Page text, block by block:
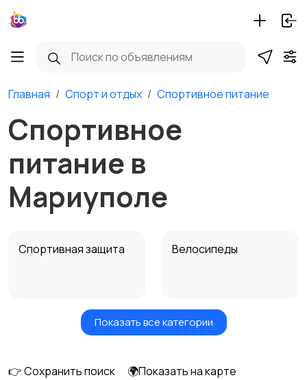
Главная Спорт и отдых Спортивное питание
Спортивное
питание в
Мариуполе
Спортивная защита Велосипеды
Самокаты и
Показать все категории
👉 Сохранить поиск
🌍Показать на карте